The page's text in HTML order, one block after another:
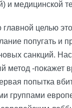
и медицинской
главной целью
попугать и
санкций.
метод -покажет
попытка
группами